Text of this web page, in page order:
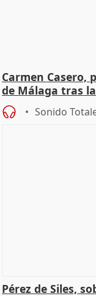
Carmen Casero,
de Málaga tras
Sonido
Pérez de Siles,